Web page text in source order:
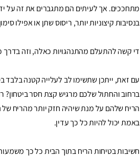
מתחככים. אך לעיתים הם מתגברים את זה על
בנסיבות קיצוניות יותר, ריסוס שתן או אפילו
די קשה להתעלם מהתנהגויות כאלה, וזה
עם זאת, ייתכן שתשימו לב לעלייה קטנה בלבד
ברחוב והחתול שלכם מרגיש קצת חסר ביטחון?
הריח שלהם על מנת שיהיה חזק יותר מהריח
באמת יכול להיות כל כך עדין.
חשיבות בטיחות הריח בתוך הבית כל כך